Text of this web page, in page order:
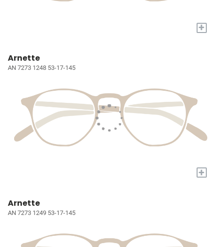
+
Arnette
AN 7273 1248 53-17-145
+
Arnette
AN 7273 1249 53-17-145